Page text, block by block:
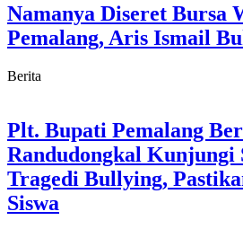
Namanya Diseret Bursa
Pemalang, Aris Ismail
Berita
Plt. Bupati Pemalang
Randudongkal Kunjungi
Tragedi Bullying,
Siswa